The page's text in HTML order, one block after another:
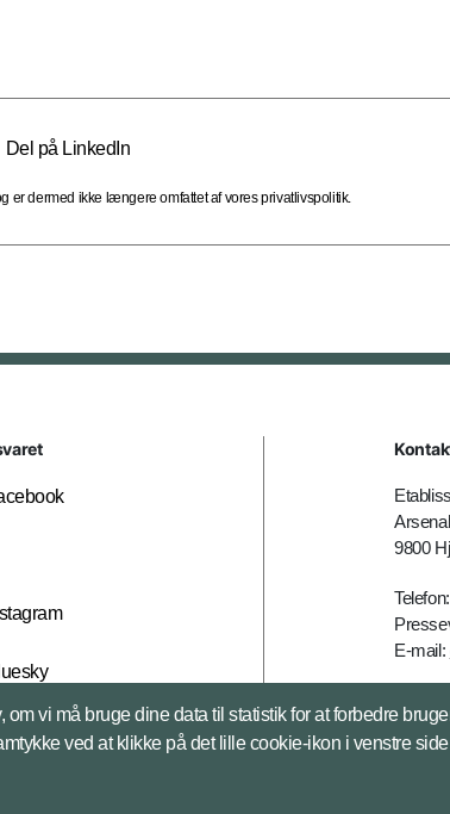
Del på LinkedIn
er dermed ikke længere omfattet af vores privatlivspolitik.
9800
E-mail:
vi må bruge dine data til statistik for at forbedre
ved at klikke på det lille cookie-ikon i venstre